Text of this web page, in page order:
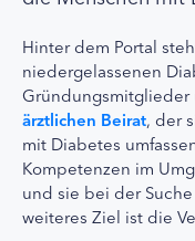
Hinter dem Portal
niedergelassenen
ärztlichen Beirat, der
mit Diabetes
Kompetenzen im
und sie bei der
weiteres Ziel ist die